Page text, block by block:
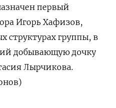
первый
Игорь Хафизов,
структурах группы, в
добывающую дочку
Лырчикова.